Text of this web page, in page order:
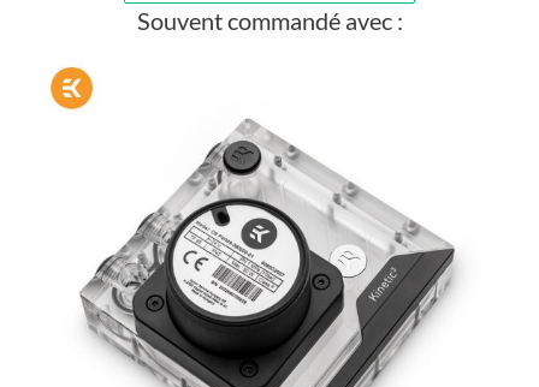
Souvent commandé avec :